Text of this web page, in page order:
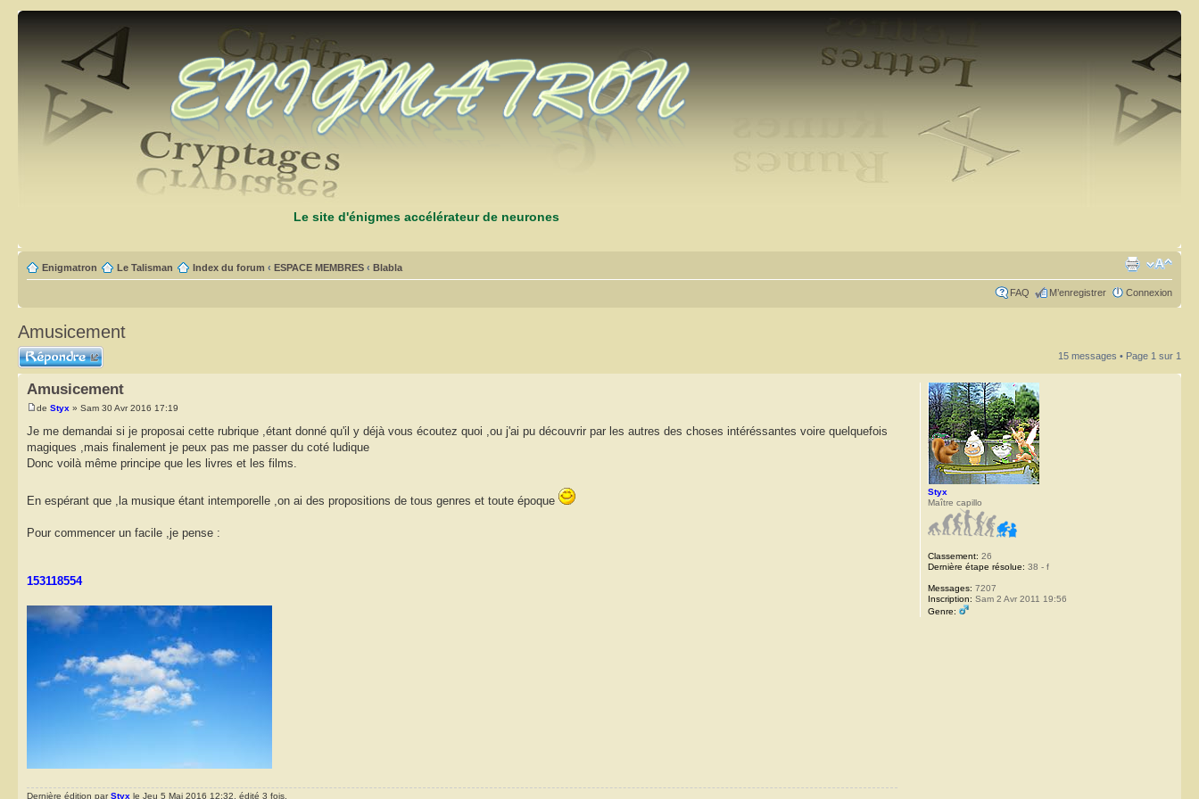
Le site d'énigmes accélérateur de neurones
Enigmatron Le Talisman Index du forum ‹ ESPACE MEMBRES ‹ Blabla
FAQ M’enregistrer Connexion
Amusicement
Répondre 15 messages • Page 1 sur 1
Amusicement
de Styx » Sam 30 Avr 2016 17:19
Je me demandai si je proposai cette rubrique ,étant donné qu'il y déjà vous écoutez quoi ,ou j'ai pu découvrir par les autres des choses intéréssantes voire quelquefois
magiques ,mais finalement je peux pas me passer du coté ludique
Donc voilà même principe que les livres et les films.
En espérant que ,la musique étant intemporelle ,on ai des propositions de tous genres et toute époque
Pour commencer un facile ,je pense :
153118554
Dernière édition parStyx le Jeu 5 Mai 2016 12:32, édité 3 fois.
Styx
Maître capillo
Classement: 26
Dernière étape résolue: 38 - f
Messages: 7207
Inscription: Sam 2 Avr 2011 19:56
Genre: